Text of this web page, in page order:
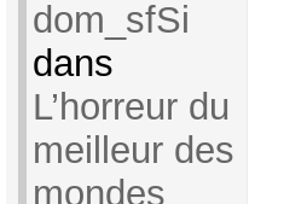
dom_sfSi
dans
L’horreur du
meilleur des
mondes